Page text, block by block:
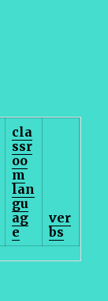
cla
ssr
oo
m
lan
gu
ag
e
ver
bs